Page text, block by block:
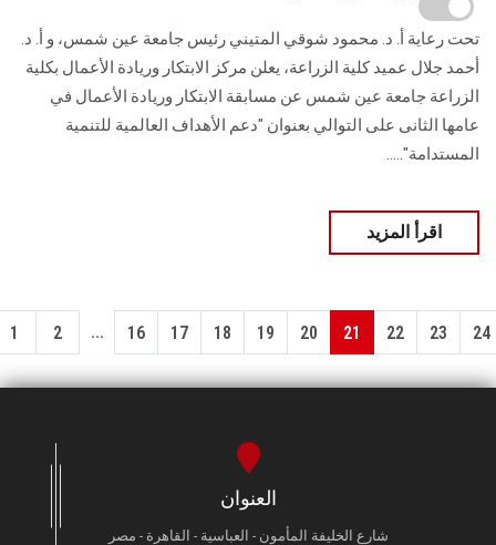
تحت رعاية أ. د. محمود شوقي المتيني رئيس جامعة عين شمس، و أ. د.
أحمد جلال عميد كلية الزراعة، يعلن مركز الابتكار وريادة الأعمال بكلية
الزراعة جامعة عين شمس عن مسابقة الابتكار وريادة الأعمال في
عامها الثانى على التوالي بعنوان "دعم الأهداف العالمية للتنمية
المستدامة".....
اقرأ المزيد
1 2 ... 16 17 18 19 20 21 22 23 24
العنوان
شارع الخليفة المأمون - العباسية - القاهرة - مصر